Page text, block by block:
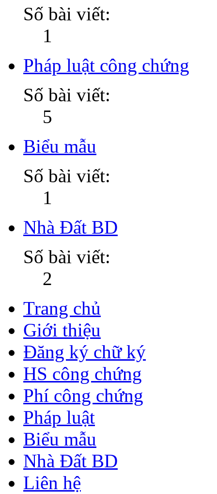
Số bài viết:
1
Pháp luật công chứng
Số bài viết:
5
Biểu mẫu
Số bài viết:
1
Nhà Đất BD
Số bài viết:
2
Trang chủ
Giới thiệu
Đăng ký chữ ký
HS công chứng
Phí công chứng
Pháp luật
Biểu mẫu
Nhà Đất BD
Liên hệ